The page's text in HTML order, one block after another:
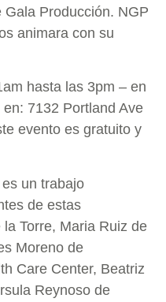
Producción. NGP
animara con su
hasta las 3pm – en
7132 Portland Ave
evento es gratuito y
un trabajo
de estas
Torre, Maria Ruiz de
Moreno de
Care Center, Beatriz
Reynoso de